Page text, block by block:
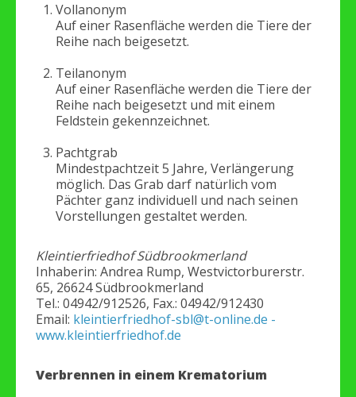
Vollanonym
Auf einer Rasenfläche werden die Tiere der
Reihe nach beigesetzt.
Teilanonym
Auf einer Rasenfläche werden die Tiere der
Reihe nach beigesetzt und mit einem
Feldstein gekennzeichnet.
Pachtgrab
Mindestpachtzeit 5 Jahre, Verlängerung
möglich. Das Grab darf natürlich vom
Pächter ganz individuell und nach seinen
Vorstellungen gestaltet werden.
Kleintierfriedhof Südbrookmerland
Inhaberin: Andrea Rump, Westvictorburerstr.
65, 26624 Südbrookmerland
Tel.: 04942/912526, Fax.: 04942/912430
Email: kleintierfriedhof-sbl@t-online.de -
www.kleintierfriedhof.de
Verbrennen in einem Krematorium